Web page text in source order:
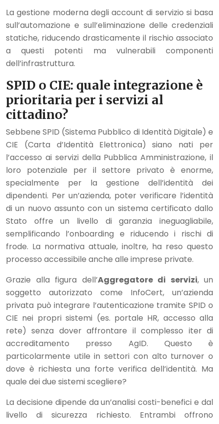
La gestione moderna degli account di servizio si basa
sull’automazione e sull’eliminazione delle credenziali
statiche, riducendo drasticamente il rischio associato
a questi potenti ma vulnerabili componenti
dell’infrastruttura.
SPID o CIE: quale integrazione è
prioritaria per i servizi al
cittadino?
Sebbene SPID (Sistema Pubblico di Identità Digitale) e
CIE (Carta d’Identità Elettronica) siano nati per
l’accesso ai servizi della Pubblica Amministrazione, il
loro potenziale per il settore privato è enorme,
specialmente per la gestione dell’identità dei
dipendenti. Per un’azienda, poter verificare l’identità
di un nuovo assunto con un sistema certificato dallo
Stato offre un livello di garanzia ineguagliabile,
semplificando l’onboarding e riducendo i rischi di
frode. La normativa attuale, inoltre, ha reso questo
processo accessibile anche alle imprese private.
Grazie alla figura dell’Aggregatore di servizi, un
soggetto autorizzato come InfoCert, un’azienda
privata può integrare l’autenticazione tramite SPID o
CIE nei propri sistemi (es. portale HR, accesso alla
rete) senza dover affrontare il complesso iter di
accreditamento presso AgID. Questo è
particolarmente utile in settori con alto turnover o
dove è richiesta una forte verifica dell’identità. Ma
quale dei due sistemi scegliere?
La decisione dipende da un’analisi costi-benefici e dal
livello di sicurezza richiesto. Entrambi offrono